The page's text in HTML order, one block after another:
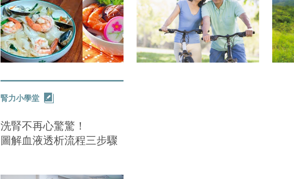
腎力小學堂
洗腎不再心驚驚！
圖解血液透析流程三步驟